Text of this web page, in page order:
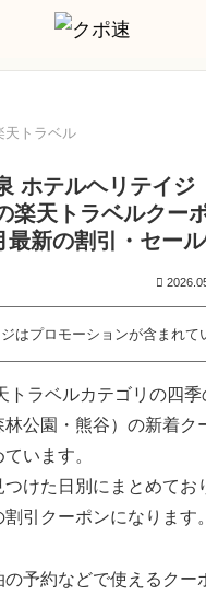
天トラベル
ホテルヘリテイジ
楽天トラベルクー
最新の割引・セー
はプロモーションが含まれて
トラベルカテゴリの四季
林公園・熊谷）の新着ク
います。
けた日別にまとめてお
引クーポンになります。
予約などで使えるクー